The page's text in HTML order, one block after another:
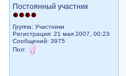
Постоянный участник
Группа: Участники
Регистрация: 21 мая 2007, 00:23
Сообщений: 3975
Пол: